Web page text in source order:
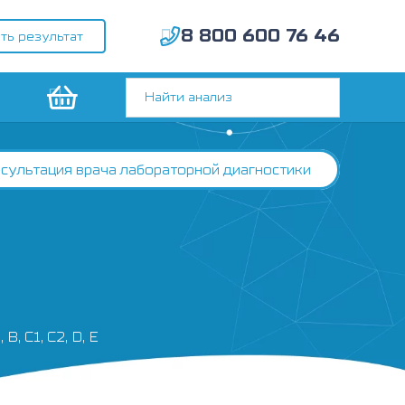
результат 8 800 600 76 46
врача лабораторной диагностики
C1, C2, D, E